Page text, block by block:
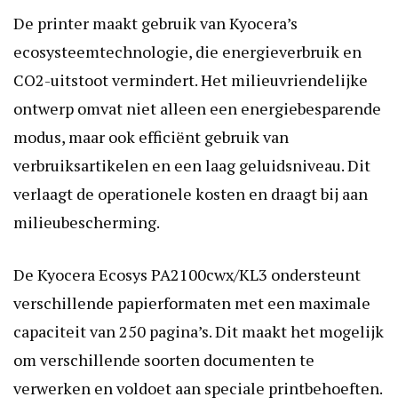
De printer maakt gebruik van Kyocera’s
ecosysteemtechnologie, die energieverbruik en
CO2-uitstoot vermindert. Het milieuvriendelijke
ontwerp omvat niet alleen een energiebesparende
modus, maar ook efficiënt gebruik van
verbruiksartikelen en een laag geluidsniveau. Dit
verlaagt de operationele kosten en draagt bij aan
milieubescherming.
De Kyocera Ecosys PA2100cwx/KL3 ondersteunt
verschillende papierformaten met een maximale
capaciteit van 250 pagina’s. Dit maakt het mogelijk
om verschillende soorten documenten te
verwerken en voldoet aan speciale printbehoeften.